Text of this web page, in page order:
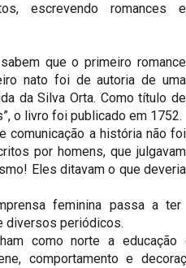
escrevendo romances e
que o primeiro romance
nato foi de autoria de uma
da Silva Orta. Como título de
o livro foi publicado em 1752.
comunicação a história não foi
por homens, que julgavam
Eles ditavam o que deveria
feminina passa a
diversos periódicos.
como norte a educação
comportamento e